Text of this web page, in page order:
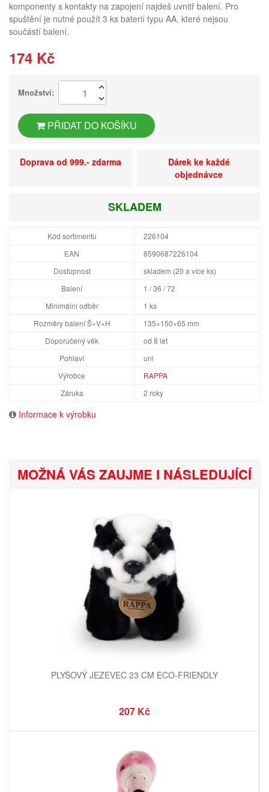
komponenty s kontakty na zapojení najdeš uvnitř balení. Pro
spuštění je nutné použít 3 ks baterií typu AA, které nejsou
součástí balení.
174 Kč
Množství:
PŘIDAT DO KOŠÍKU
Doprava od 999.- zdarma
Dárek ke každé
objednávce
SKLADEM
Kód sortimentu
226104
EAN
8590687226104
Dostupnost
skladem (20 a více ks)
Balení
1 / 36 / 72
Minimální odběr
1 ks
Rozměry balení Š×V×H
135×150×65 mm
Doporučený věk
od 8 let
Pohlaví
uni
Výrobce
RAPPA
Záruka
2 roky
Informace k výrobku
MOŽNÁ VÁS ZAUJME I NÁSLEDUJÍCÍ
PLYŠOVÝ JEZEVEC 23 CM ECO-FRIENDLY
207 Kč